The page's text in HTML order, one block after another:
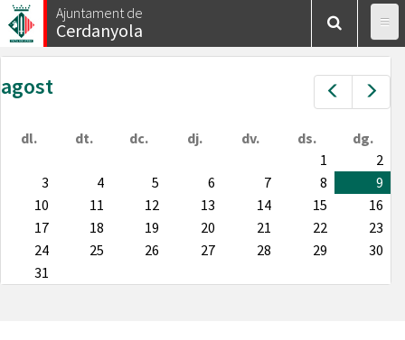
Vés
al
contingut
Ajuntament de
Cerdanyola
Prev
agost
dl. dt. dc. dj. dv. ds.
dg.
1
2
3
4 5 6 7 8
9
10
11 12 13 14 15
16
17
18 19 20 21 22
23
24
25 26 27 28 29
30
31